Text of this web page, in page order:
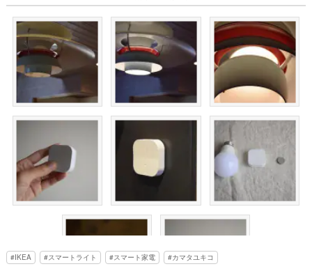
IKEA スマートライト スマート家電 カマタユキコ